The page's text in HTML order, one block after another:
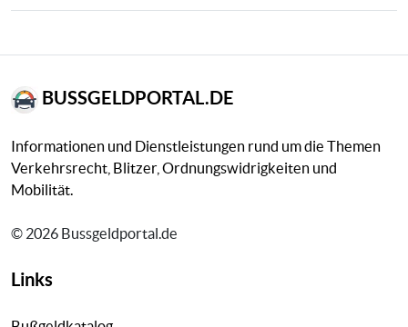
BUSSGELDPORTAL.DE
Informationen und Dienstleistungen rund um die Themen
Verkehrsrecht, Blitzer, Ordnungswidrigkeiten und
Mobilität.
© 2026 Bussgeldportal.de
Links